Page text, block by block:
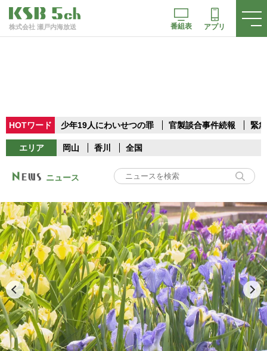
株式会社 瀬戸内海放送 番組表 アプリ
HOTワード 少年19人にわいせつの罪 官製談合事件続報 緊
エリア 岡山 香川 全国
ニュース
Play